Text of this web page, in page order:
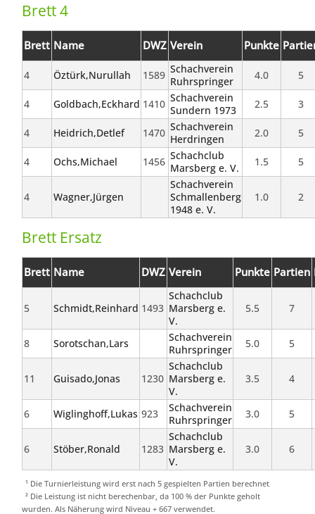
Brett 4
Brett Name DWZ Verein Punkte
4 Öztürk,Nurullah 1589 Schachverein
Ruhrspringer
4.0 5
4 Goldbach,Eckhard 1410 Schachverein
Sundern 1973
2.5 3
4 Heidrich,Detlef 1470 Schachverein
Herdringen
2.0 5
4 Ochs,Michael 1456 Schachclub
Marsberg e. V.
1.5 5
4 Wagner,Jürgen
Schachverein
Schmallenberg
1948 e. V.
1.0 2
Brett Ersatz
Brett Name DWZ Verein Punkte Partien
5 Schmidt,Reinhard 1493
Schachclub
Marsberg e.
V.
5.5 7
8 Sorotschan,Lars
Schachverein
Ruhrspringer
5.0 5
11 Guisado,Jonas 1230
Schachclub
Marsberg e.
V.
3.5 4
6 Wiglinghoff,Lukas 923
Schachverein
Ruhrspringer
3.0 5
6 Stöber,Ronald 1283
Schachclub
Marsberg e.
V.
3.0 6
¹ Die Turnierleistung wird erst nach 5 gespielten Partien berechnet
² Die Leistung ist nicht berechenbar, da 100 % der Punkte geholt
wurden. Als Näherung wird Niveau + 667 verwendet.